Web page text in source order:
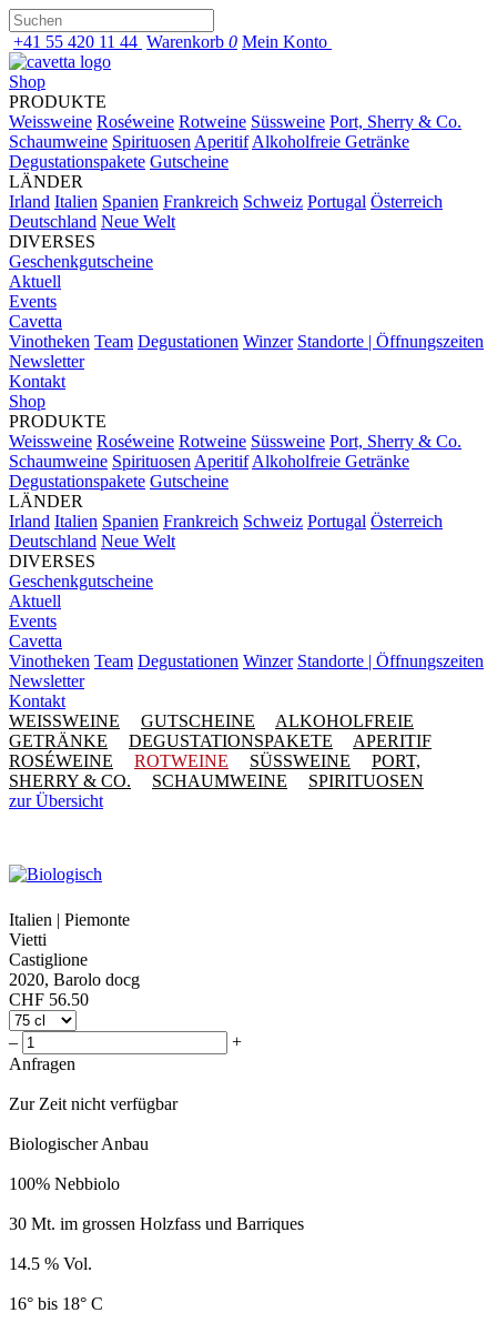
+41 55 420 11 44 Warenkorb 0 Mein Konto
Shop
PRODUKTE
Weissweine Roséweine Rotweine Süssweine Port, Sherry & Co.
Schaumweine Spirituosen Aperitif Alkoholfreie Getränke
Degustationspakete Gutscheine
LÄNDER
Irland Italien Spanien Frankreich Schweiz Portugal Österreich
Deutschland Neue Welt
DIVERSES
Geschenkgutscheine
Aktuell
Events
Cavetta
Vinotheken Team Degustationen Winzer Standorte | Öffnungszeiten
Newsletter
Kontakt
Shop
PRODUKTE
Weissweine Roséweine Rotweine Süssweine Port, Sherry & Co.
Schaumweine Spirituosen Aperitif Alkoholfreie Getränke
Degustationspakete Gutscheine
LÄNDER
Irland Italien Spanien Frankreich Schweiz Portugal Österreich
Deutschland Neue Welt
DIVERSES
Geschenkgutscheine
Aktuell
Events
Cavetta
Vinotheken Team Degustationen Winzer Standorte | Öffnungszeiten
Newsletter
Kontakt
WEISSWEINE
GUTSCHEINE
ALKOHOLFREIE
GETRÄNKE
DEGUSTATIONSPAKETE
APERITIF
ROSÉWEINE
ROTWEINE SÜSSWEINE
PORT,
SHERRY & CO.
SCHAUMWEINE
SPIRITUOSEN
zur Übersicht
Italien | Piemonte
Vietti
Castiglione
2020, Barolo docg
CHF 56.50
–
+
Anfragen
Zur Zeit nicht verfügbar
Biologischer Anbau
100% Nebbiolo
30 Mt. im grossen Holzfass und Barriques
14.5 % Vol.
16° bis 18° C